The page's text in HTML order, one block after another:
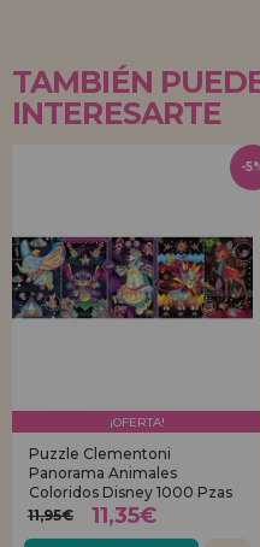
TAMBIÉN
INTERESARTE
¡OFERTA!
Puzzle Clementoni
Panorama Animales
Coloridos Disney 1000 Pzas
11,95€
11,35€
-